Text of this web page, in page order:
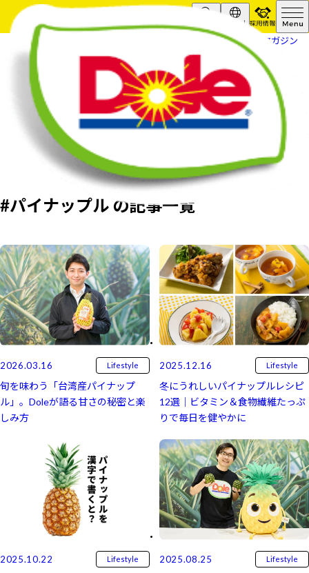
Search Global
採用情報
フルーツスマイルマガジン
#パイナップル の記事一覧
2026.03.16 Lifestyle
旬を味わう「台湾産パイナップ
ル」。Doleが語る甘さの秘密と楽
しみ方
2025.12.16 Lifestyle
冬にうれしいパイナップルレシピ
12選｜ビタミン＆食物繊維たっぷ
りで毎日を健やかに
2025.10.22 Lifestyle 2025.08.25 Lifestyle